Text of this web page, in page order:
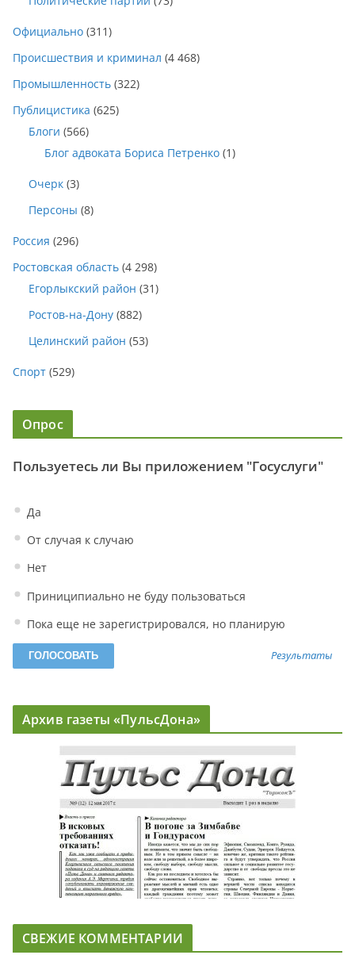
Официально (311)
Происшествия и криминал (4 468)
Промышленность (322)
Публицистика (625)
Блоги (566)
Блог адвоката Бориса Петренко (1)
Очерк (3)
Персоны (8)
Россия (296)
Ростовская область (4 298)
Егорлыкский район (31)
Ростов-на-Дону (882)
Целинский район (53)
Спорт (529)
Опрос
Пользуетесь ли Вы приложением "Госуслуги"
Да
От случая к случаю
Нет
Приниципиально не буду пользоваться
Пока еще не зарегистрировался, но планирую
Результаты
Архив газеты «ПульсДона»
СВЕЖИЕ КОММЕНТАРИИ